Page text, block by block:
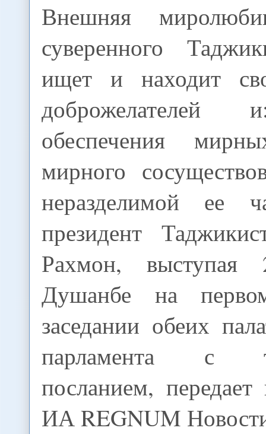
Внешняя
суверенного
ищет и находит
доброжелателей
обеспечения
мирного
неразделимой ее
президент
Рахмон,
Душанбе на
заседании обеих
парламента с
посланием, передает
ИА REGNUM